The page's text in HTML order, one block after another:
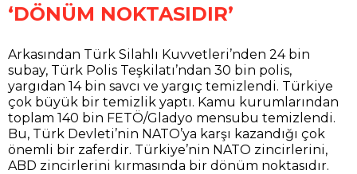
‘DÖNÜM NOKTASIDIR’
Arkasından Türk Silahlı Kuvvetleri’nden 24 bin
subay, Türk Polis Teşkilatı’ndan 30 bin polis,
yargıdan 14 bin savcı ve yargıç temizlendi. Türkiye
çok büyük bir temizlik yaptı. Kamu kurumlarından
toplam 140 bin FETÖ/Gladyo mensubu temizlendi.
Bu, Türk Devleti’nin NATO’ya karşı kazandığı çok
önemli bir zaferdir. Türkiye’nin NATO zincirlerini,
ABD zincirlerini kırmasında bir dönüm noktasıdır.